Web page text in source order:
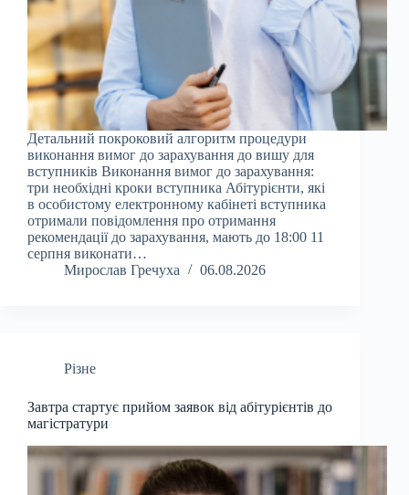
Детальний покроковий алгоритм процедури
виконання вимог до зарахування до вишу для
вступників Виконання вимог до зарахування:
три необхідні кроки вступника Абітурієнти, які
в особистому електронному кабінеті вступника
отримали повідомлення про отримання
рекомендації до зарахування, мають до 18:00 11
серпня виконати…
Мирослав Гречуха
06.08.2026
Різне
Завтра стартує прийом заявок від абітурієнтів до
магістратури